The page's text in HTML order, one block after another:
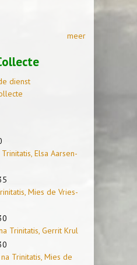
meer
dienst
Elsa Aarsen-
Mies de Vries-
Trinitatis, Gerrit Krul
Trinitatis, Mies de